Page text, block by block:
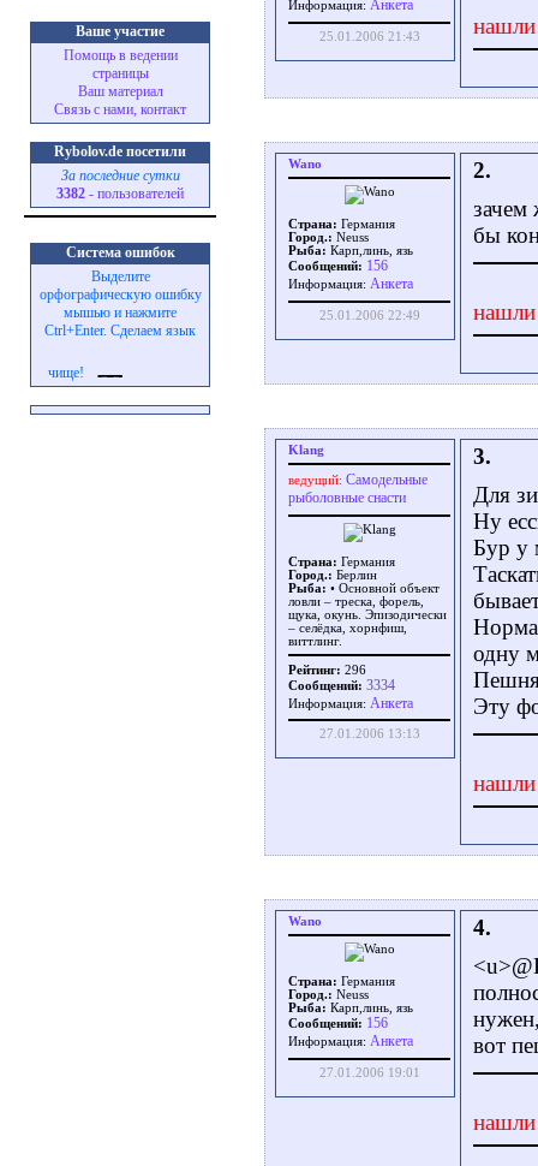
Ваше участие
Помощь в ведении
страницы
Ваш материал
Связь с нами, контакт
Rybolov.de посетили
За последние сутки
3382 - пользователей
Система ошибок
Выделите
орфографическую ошибку
мышью и нажмите
Ctrl+Enter. Сделаем язык
чище!
Информация: Aнкета
25.01.2006 21:43 нашли
Wano
Страна: Германия
Город.: Neuss
Рыба: Карп,линь, язь
Сообщений: 156
Информация: Aнкета
25.01.2006 22:49
2.
зачем
бы
нашли
Klang
ведущий: Самодельные
рыболовные снасти
Страна: Германия
Город.: Берлин
Рыба: • Основной объект
ловли – треска, форель,
щука, окунь. Эпизодически
– селёдка, хорнфиш,
виттлинг.
Рейтинг: 296
Сообщений: 3334
Информация: Aнкета
27.01.2006 13:13
3.
Для
Ну
Бур у
одну
Пешня
Эту
нашли
Wano
Страна: Германия
Город.: Neuss
Рыба: Карп,линь, язь
Сообщений: 156
Информация: Aнкета
27.01.2006 19:01
4.
вот
нашли